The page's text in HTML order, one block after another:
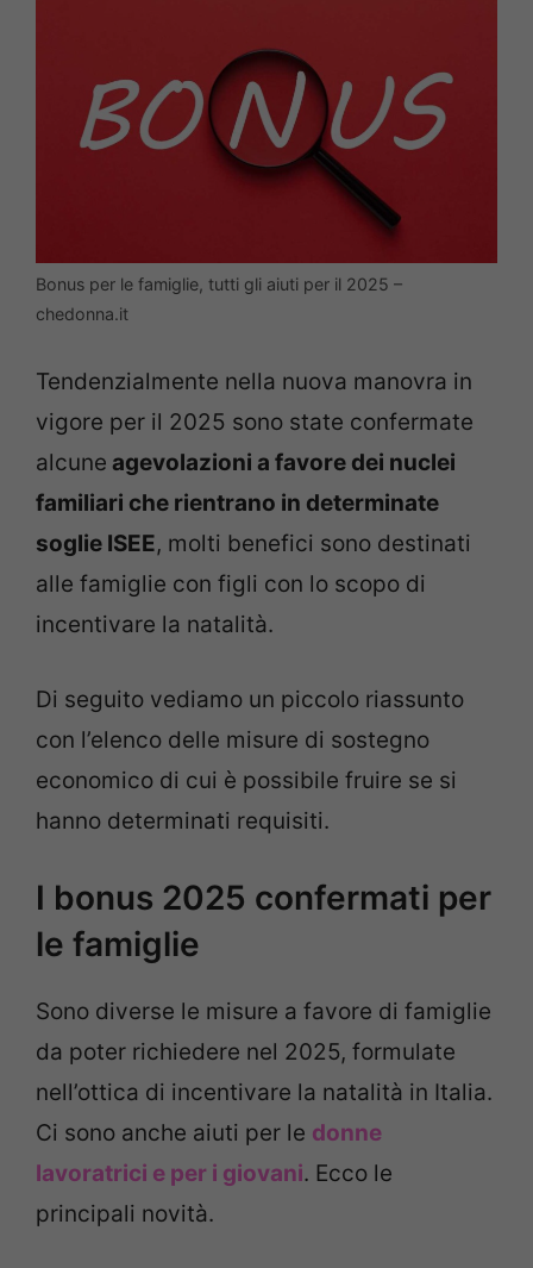
Bonus per le famiglie, tutti gli aiuti per il 2025 –
chedonna.it
Tendenzialmente nella nuova manovra in
vigore per il 2025 sono state confermate
alcune agevolazioni a favore dei nuclei
familiari che rientrano in determinate
soglie ISEE, molti benefici sono destinati
alle famiglie con figli con lo scopo di
incentivare la natalità.
Di seguito vediamo un piccolo riassunto
con l’elenco delle misure di sostegno
economico di cui è possibile fruire se si
hanno determinati requisiti.
I bonus 2025 confermati per
le famiglie
Sono diverse le misure a favore di famiglie
da poter richiedere nel 2025, formulate
nell’ottica di incentivare la natalità in Italia.
Ci sono anche aiuti per le donne
lavoratrici e per i giovani. Ecco le
principali novità.